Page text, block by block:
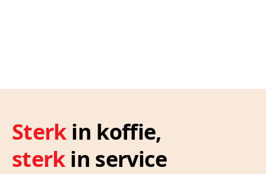
Sterkin koffie,
sterkin service